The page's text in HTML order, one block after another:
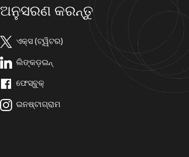
ଅନୁସରଣ କରନ୍ତୁ
ଏକ୍ସ (ଟ୍ୱିଟର)
ଲିଙ୍କଡ଼ଇନ୍
ଫେସ୍ବୁକ୍
ଇନଷ୍ଟାଗ୍ରାମ